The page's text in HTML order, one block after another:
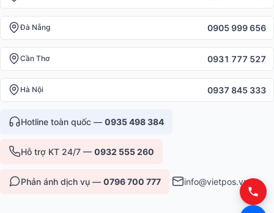
Đà Nẵng 0905 999 656
Cần Thơ 0931 777 527
Hà Nội 0937 845 333
Hotline toàn quốc — 0935 498 384
Hỗ trợ KT 24/7 — 0932 555 260
Phản ánh dịch vụ — 0796 700 777 info@vietpos.vn